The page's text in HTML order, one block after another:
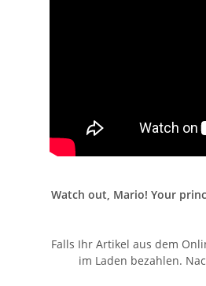
Watch out, Mario! Your
Falls Ihr Artikel aus dem
im Laden bezahlen.